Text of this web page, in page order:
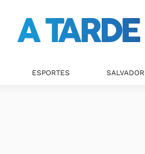
ESPORTES SALVADOR